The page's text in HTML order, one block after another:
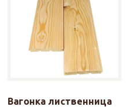
Вагонка лиственница